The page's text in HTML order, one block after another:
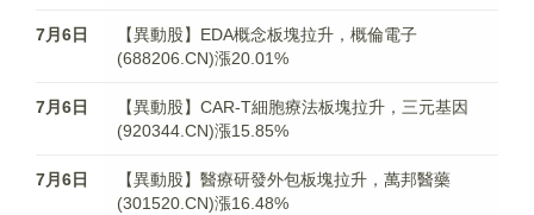
7月6日
【異動股】EDA概念板塊拉升，概倫電子
(688206.CN)漲20.01%
7月6日
【異動股】CAR-T細胞療法板塊拉升，三元基因
(920344.CN)漲15.85%
7月6日
【異動股】醫療研發外包板塊拉升，萬邦醫藥
(301520.CN)漲16.48%